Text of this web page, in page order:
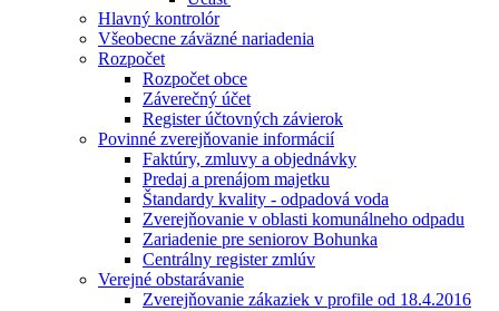
Hlavný kontrolór
Všeobecne záväzné nariadenia
Rozpočet
Rozpočet obce
Záverečný účet
Register účtovných závierok
Povinné zverejňovanie informácií
Faktúry, zmluvy a objednávky
Predaj a prenájom majetku
Štandardy kvality - odpadová voda
Zverejňovanie v oblasti komunálneho odpadu
Zariadenie pre seniorov Bohunka
Centrálny register zmlúv
Verejné obstarávanie
Zverejňovanie zákaziek v profile od 18.4.2016